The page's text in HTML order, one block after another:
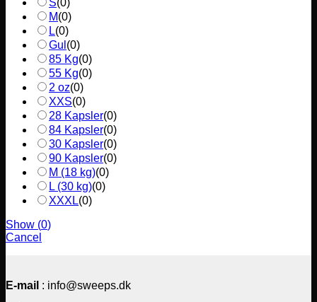
M(0)
L(0)
Gul (0)
85 Kg(0)
55 Kg(0)
2 oz(0)
XXS(0)
28 Kapsler(0)
84 Kapsler(0)
30 Kapsler(0)
90 Kapsler(0)
M (18 kg)(0)
L (30 kg)(0)
XXXL(0)
Show (0)
Cancel
E-mail : info@sweeps.dk